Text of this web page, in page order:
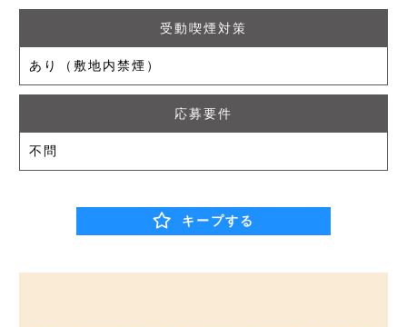
受動喫煙対策
あり（敷地内禁煙）
応募要件
不問
キープする